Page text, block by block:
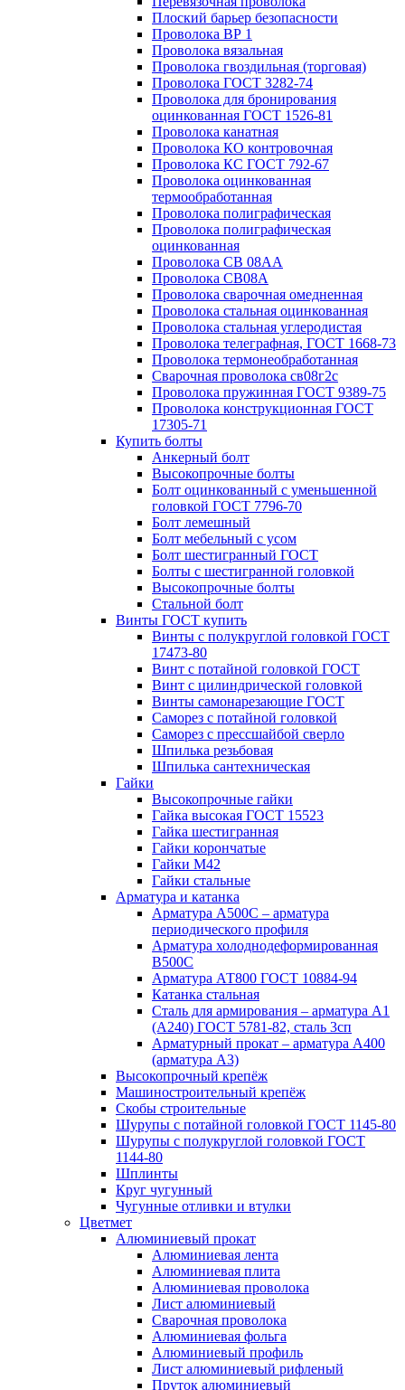
Плоский барьер безопасности
Проволока ВР 1
Проволока вязальная
Проволока гвоздильная (торговая)
Проволока ГОСТ 3282-74
Проволока для бронирования
оцинкованная ГОСТ 1526-81
Проволока канатная
Проволока КО контровочная
Проволока КС ГОСТ 792-67
Проволока оцинкованная
термообработанная
Проволока полиграфическая
Проволока полиграфическая
оцинкованная
Проволока СВ 08АА
Проволока СВ08А
Проволока сварочная омедненная
Проволока стальная оцинкованная
Проволока стальная углеродистая
Проволока телеграфная, ГОСТ 1668-73
Проволока термонеобработанная
Сварочная проволока св08г2с
Проволока пружинная ГОСТ 9389-75
Проволока конструкционная ГОСТ
17305-71
Купить болты
Анкерный болт
Высокопрочные болты
Болт оцинкованный с уменьшенной
головкой ГОСТ 7796-70
Болт лемешный
Болт мебельный с усом
Болт шестигранный ГОСТ
Болты с шестигранной головкой
Высокопрочные болты
Стальной болт
Винты ГОСТ купить
Винты с полукруглой головкой ГОСТ
17473-80
Винт с потайной головкой ГОСТ
Винт с цилиндрической головкой
Винты самонарезающие ГОСТ
Саморез с потайной головкой
Саморез с прессшайбой сверло
Шпилька резьбовая
Шпилька сантехническая
Гайки
Высокопрочные гайки
Гайка высокая ГОСТ 15523
Гайка шестигранная
Гайки корончатые
Гайки М42
Гайки стальные
Арматура и катанка
Арматура А500С – арматура
периодического профиля
Арматура холоднодеформированная
В500С
Арматура АТ800 ГОСТ 10884-94
Катанка стальная
Сталь для армирования – арматура А1
(А240) ГОСТ 5781-82, сталь 3сп
Арматурный прокат – арматура А400
(арматура А3)
Высокопрочный крепёж
Машиностроительный крепёж
Скобы строительные
Шурупы с потайной головкой ГОСТ 1145-80
Шурупы с полукруглой головкой ГОСТ
1144-80
Шплинты
Круг чугунный
Чугунные отливки и втулки
Цветмет
Алюминиевый прокат
Алюминиевая лента
Алюминиевая плита
Алюминиевая проволока
Лист алюминиевый
Сварочная проволока
Алюминиевая фольга
Алюминиевый профиль
Лист алюминиевый рифленый
Пруток алюминиевый